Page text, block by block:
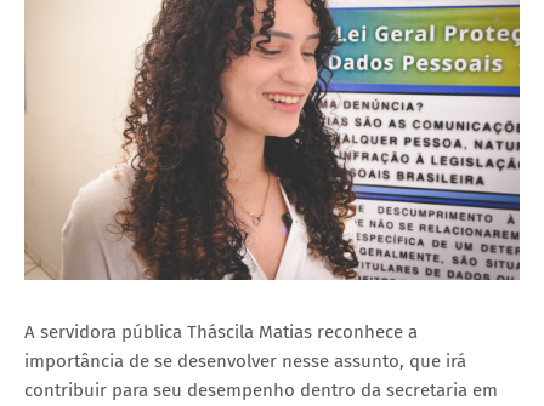
A servidora pública Tháscila Matias reconhece a
importância de se desenvolver nesse assunto, que irá
contribuir para seu desempenho dentro da secretaria em